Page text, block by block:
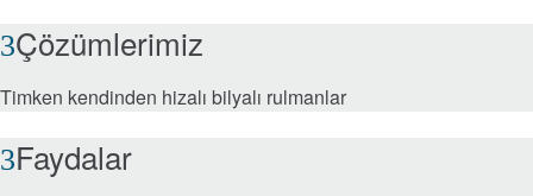
Çözümlerimiz
Timken kendinden hizalı bilyalı rulmanlar
Faydalar